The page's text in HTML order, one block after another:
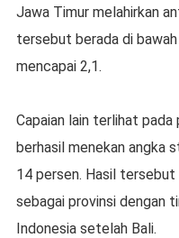
Jawa Timur melahirkan
tersebut berada di
mencapai 2,1.
Capaian lain terlihat
berhasil menekan angka
14 persen. Hasil
sebagai provinsi dengan
Indonesia setelah Bali.